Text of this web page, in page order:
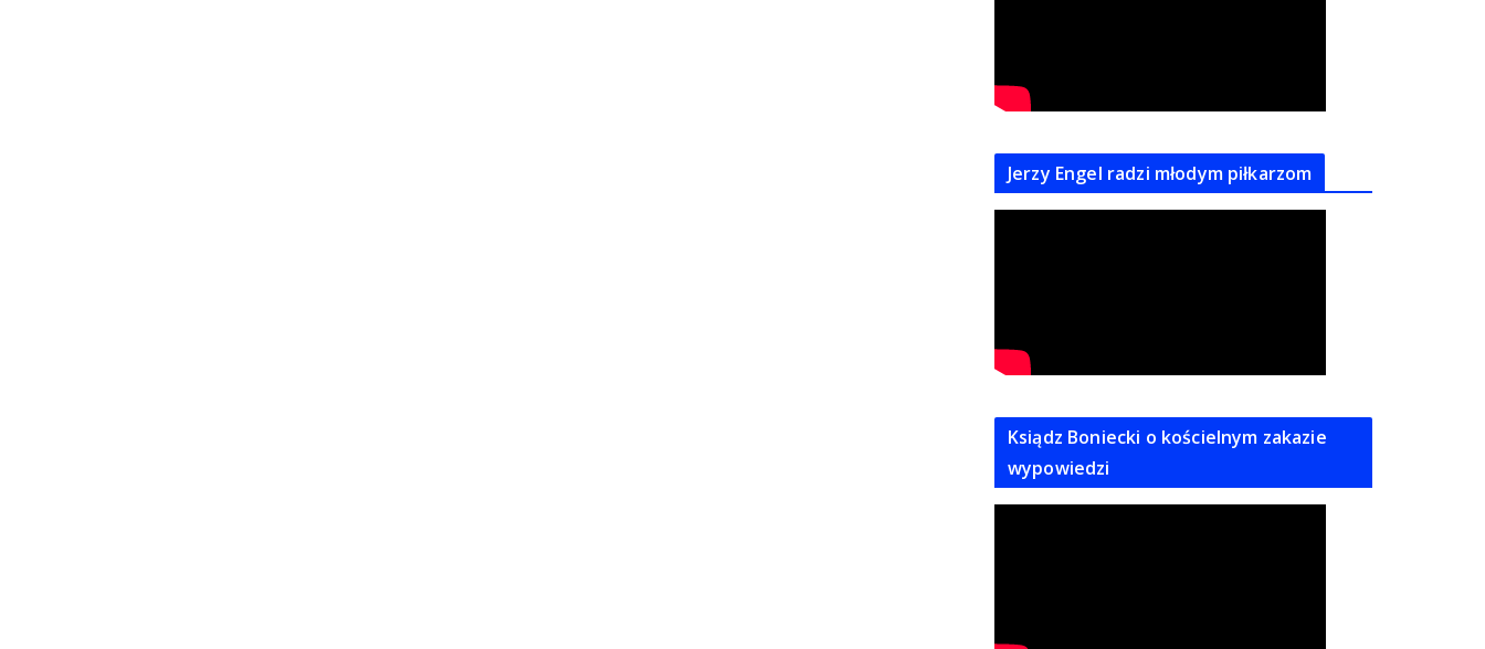
Jerzy Engel radzi młodym piłkarzom
Ksiądz Boniecki o kościelnym zakazie
wypowiedzi